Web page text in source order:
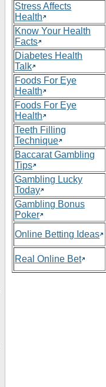
Stress Affects
Health
Know Your Health
Facts
Diabetes Health
Talk
Foods For Eye
Health
Foods For Eye
Health
Teeth Filling
Technique
Baccarat Gambling
Tips
Gambling Lucky
Today
Gambling Bonus
Poker
Online Betting Ideas
Real Online Bet